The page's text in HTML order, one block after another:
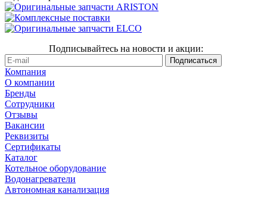
Подписывайтесь на новости и акции:
Компания
О компании
Бренды
Сотрудники
Отзывы
Вакансии
Реквизиты
Сертификаты
Каталог
Котельное оборудование
Водонагреватели
Автономная канализация